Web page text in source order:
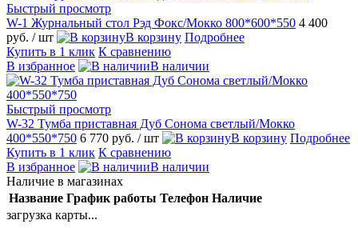
Быстрый просмотр
W-1 Журнальный стол Рэд Фокс/Мокко 800*600*550 4 400
руб. / шт В корзину Подробнее
Купить в 1 клик К сравнению
В избранное
В наличии
Быстрый просмотр
W-32 Тумба приставная Дуб Сонома светлый/Мокко
400*550*750 6 770 руб. / шт В корзину Подробнее
Купить в 1 клик К сравнению
В избранное
В наличии
Наличие в магазинах
Название График работы Телефон Наличие
загрузка карты...